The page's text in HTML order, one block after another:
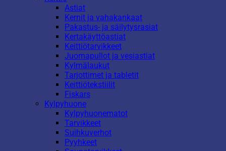
Astiat
Kernit ja vahakankaat
Pakastus- ja säilytysrasiat
Kertakäyttöastiat
Keittiötarvikkeet
Juomapullot ja vesiastiat
Kylmälaukut
Tarjottimet ja tabletit
Keittiötekstiilit
Fiskars
Kylpyhuone
Kylpyhuonematot
Tarvikkeet
Suihkuverhot
Pyyhkeet